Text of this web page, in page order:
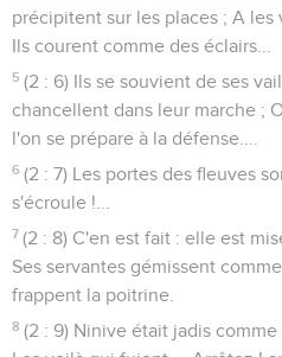
précipitent sur les places ; A les
Ils courent comme des éclairs...
5 (2 : 6) Ils se souvient de ses
chancellent dans leur marche ;
l'on se prépare à la défense....
6 (2 : 7) Les portes des fleuves
s'écroule !...
7 (2 : 8) C'en est fait : elle est
Ses servantes gémissent
frappent la poitrine.
8 (2 : 9) Ninive était jadis comme